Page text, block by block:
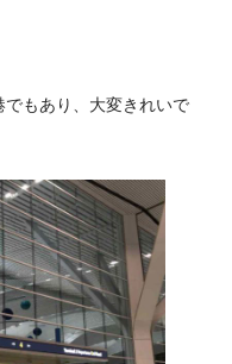
もあり、大変きれいで